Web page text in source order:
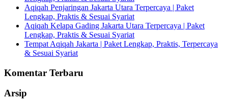
Aqiqah Penjaringan Jakarta Utara Terpercaya | Paket
Lengkap, Praktis & Sesuai Syariat
Aqiqah Kelapa Gading Jakarta Utara Terpercaya | Paket
Lengkap, Praktis & Sesuai Syariat
Tempat Aqiqah Jakarta | Paket Lengkap, Praktis, Terpercaya
& Sesuai Syariat
Komentar Terbaru
Arsip